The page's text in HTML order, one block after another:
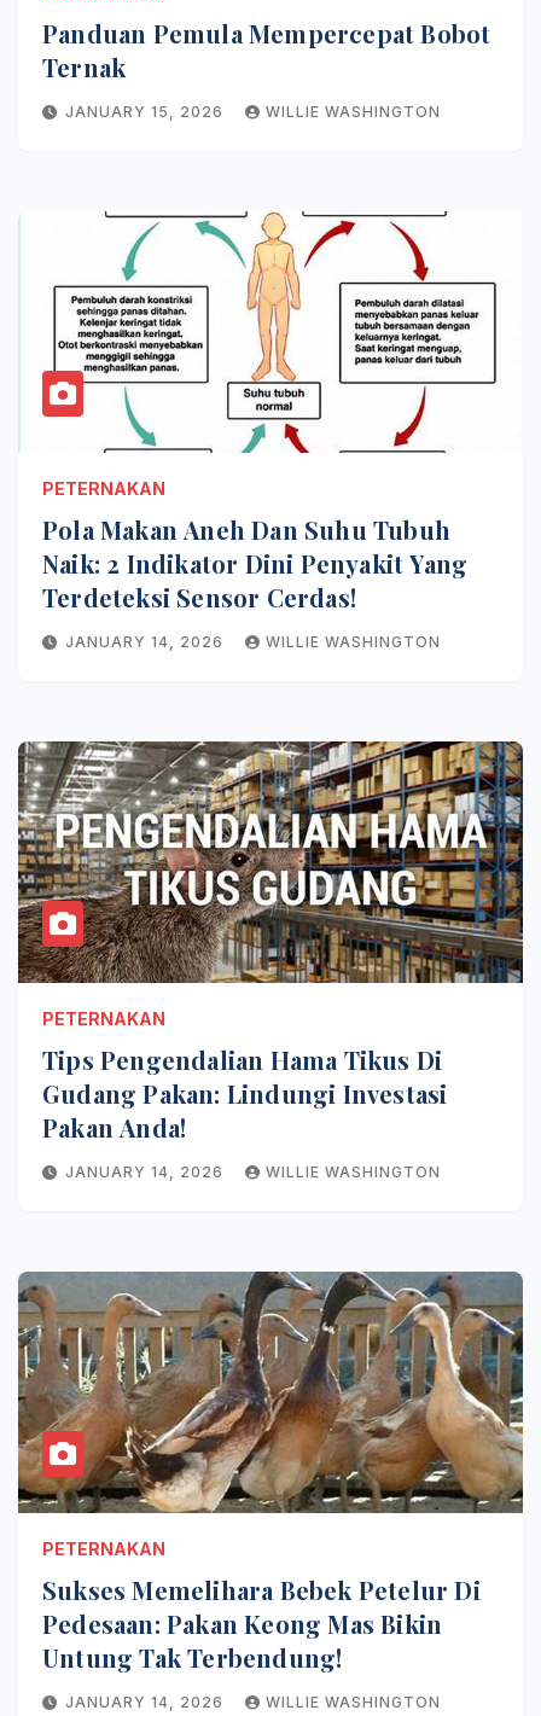
Panduan Pemula Mempercepat Bobot
Ternak
JANUARY 15, 2026 WILLIE WASHINGTON
PETERNAKAN
Pola Makan Aneh Dan Suhu Tubuh
Naik: 2 Indikator Dini Penyakit Yang
Terdeteksi Sensor Cerdas!
JANUARY 14, 2026 WILLIE WASHINGTON
PETERNAKAN
Tips Pengendalian Hama Tikus Di
Gudang Pakan: Lindungi Investasi
Pakan Anda!
JANUARY 14, 2026 WILLIE WASHINGTON
PETERNAKAN
Sukses Memelihara Bebek Petelur Di
Pedesaan: Pakan Keong Mas Bikin
Untung Tak Terbendung!
JANUARY 14, 2026 WILLIE WASHINGTON